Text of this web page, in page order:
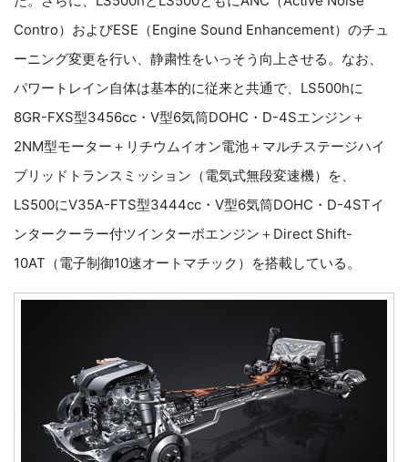
Contro）およびESE（Engine Sound Enhancement）のチュ
ーニング変更を行い、静粛性をいっそう向上させる。なお、
パワートレイン自体は基本的に従来と共通で、LS500hに
8GR-FXS型3456cc・V型6気筒DOHC・D-4Sエンジン＋
2NM型モーター＋リチウムイオン電池＋マルチステージハイ
ブリッドトランスミッション（電気式無段変速機）を、
LS500にV35A-FTS型3444cc・V型6気筒DOHC・D-4STイ
ンタークーラー付ツインターボエンジン＋Direct Shift-
10AT（電子制御10速オートマチック）を搭載している。